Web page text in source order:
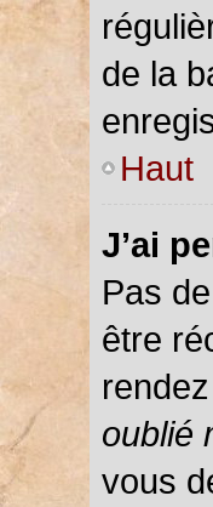
de la
Haut
J’ai
Pas
être
oublié
vous